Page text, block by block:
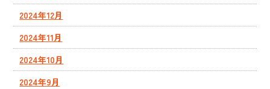
2024年12月
2024年11月
2024年10月
2024年9月